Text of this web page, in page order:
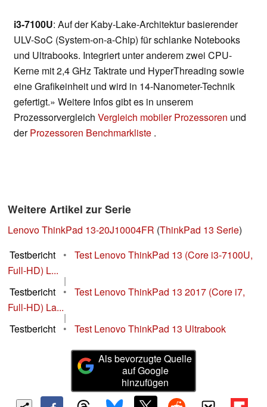
i3-7100U: Auf der Kaby-Lake-Architektur basierender
ULV-SoC (System-on-a-Chip) für schlanke Notebooks
und Ultrabooks. Integriert unter anderem zwei CPU-
Kerne mit 2,4 GHz Taktrate und HyperThreading sowie
eine Grafikeinheit und wird in 14-Nanometer-Technik
gefertigt.» Weitere Infos gibt es in unserem
Prozessorvergleich Vergleich mobiler Prozessoren und
derProzessoren Benchmarkliste .
Weitere Artikel zur Serie
Lenovo ThinkPad 13-20J10004FR (ThinkPad 13 Serie)
Testbericht
•
Test Lenovo ThinkPad 13 (Core i3-7100U,
Full-HD) L...
|
Testbericht
•
Test Lenovo ThinkPad 13 2017 (Core i7,
Full-HD) La...
|
Testbericht
• Test Lenovo ThinkPad 13 Ultrabook
Als bevorzugte Quelle
auf Google
hinzufügen